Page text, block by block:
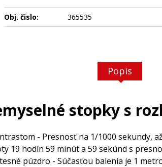
Obj. čislo: 365535
Popis
stopky s
- Presnosť na 1/1000 sekundy,
19 hodín 59 minút a 59 sekúnd s
púzdro - Súčasťou balenia je 1